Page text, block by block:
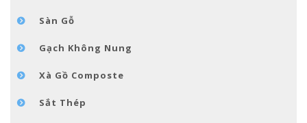
Sàn Gỗ
Gạch Không Nung
Xà Gồ Composte
Sắt Thép